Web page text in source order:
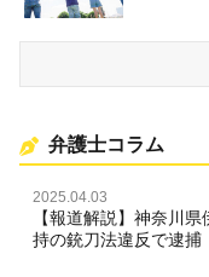
弁護士コラム
2025.04.03
【報道解説】神奈川
持の銃刀法違反で逮捕